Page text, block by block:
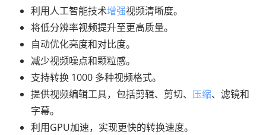
利用人工智能技术增强视频清晰度。
将低分辨率视频提升至更高质量。
自动优化亮度和对比度。
减少视频噪点和颗粒感。
支持转换 1000 多种视频格式。
提供视频编辑工具，包括剪辑、剪切、 压缩、滤镜和
字幕。
利用GPU加速，实现更快的转换速度。